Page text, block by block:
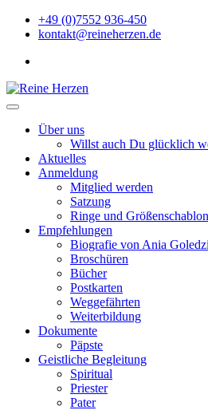
Inhalten
+49 (0)7552 936-450
kontakt@reineherzen.de
Reine Herzen
Über uns
Willst auch Du glücklich
Aktuelles
Anmeldung
Mitglied werden
Satzung
Ringe und
Empfehlungen
Biografie von Ania
Broschüren
Bücher
Postkarten
Weggefährten
Weiterbildung
Dokumente
Päpste
Geistliche Begleitung
Spiritual
Priester
Pater